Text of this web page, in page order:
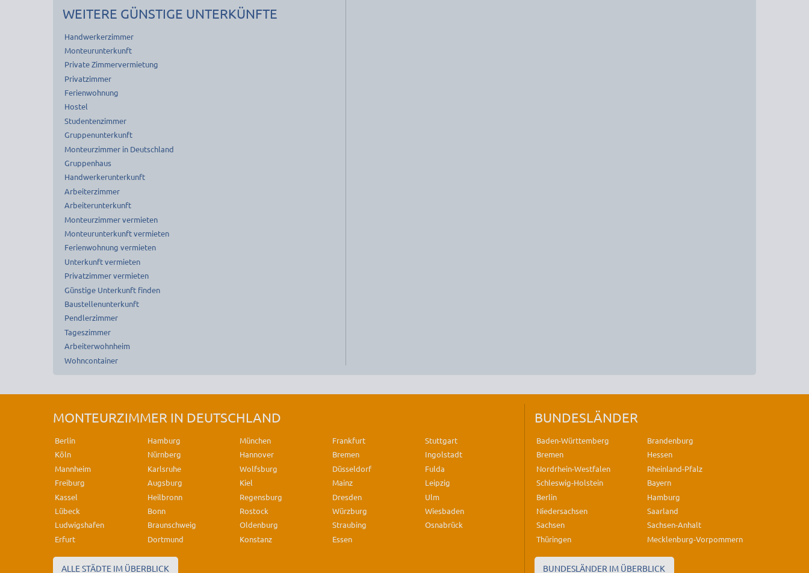
WEITERE GÜNSTIGE UNTERKÜNFTE
Handwerkerzimmer
Monteurunterkunft
Private Zimmervermietung
Privatzimmer
Ferienwohnung
Hostel
Studentenzimmer
Gruppenunterkunft
Monteurzimmer in Deutschland
Gruppenhaus
Handwerkerunterkunft
Arbeiterzimmer
Arbeiterunterkunft
Monteurzimmer vermieten
Monteurunterkunft vermieten
Ferienwohnung vermieten
Unterkunft vermieten
Privatzimmer vermieten
Günstige Unterkunft finden
Baustellenunterkunft
Pendlerzimmer
Tageszimmer
Arbeiterwohnheim
Wohncontainer
MONTEURZIMMER IN DEUTSCHLAND
Berlin Hamburg München Frankfurt
Stuttgart
Köln
Nürnberg Hannover Bremen
Ingolstadt
Mannheim
Karlsruhe Wolfsburg Düsseldorf
Fulda
Freiburg
Augsburg Kiel Mainz
Leipzig
Kassel
Heilbronn Regensburg Dresden
Ulm
Lübeck
Bonn Rostock Würzburg
Wiesbaden
Ludwigshafen
Braunschweig Oldenburg Straubing
Osnabrück
Erfurt
Dortmund Konstanz Essen
ALLE STÄDTE IM ÜBERBLICK
BUNDESLÄNDER
Baden-Württemberg
Brandenburg
Bremen
Hessen
Nordrhein-Westfalen
Rheinland-Pfalz
Schleswig-Holstein
Bayern
Berlin
Hamburg
Niedersachsen
Saarland
Sachsen
Sachsen-Anhalt
Thüringen
Mecklenburg-Vorpommern
BUNDESLÄNDER IM ÜBERBLICK